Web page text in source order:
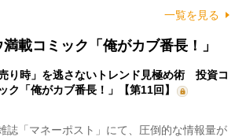
一覧を見る
載コミック「俺がカブ番長！」
売り時」を逃さないトレンド見極め術 投資コ
ク「俺がカブ番長！」【第11回】
「マネーポスト」にて、圧倒的な情報量が